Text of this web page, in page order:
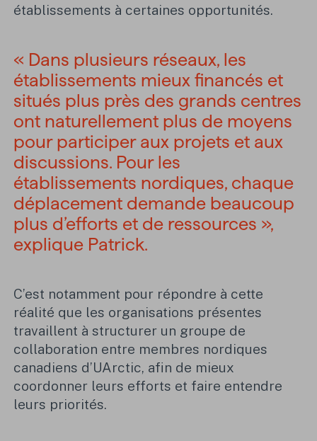
établissements à certaines opportunités.
« Dans plusieurs réseaux, les
établissements mieux financés et
situés plus près des grands centres
ont naturellement plus de moyens
pour participer aux projets et aux
discussions. Pour les
établissements nordiques, chaque
déplacement demande beaucoup
plus d’efforts et de ressources »,
explique Patrick.
C’est notamment pour répondre à cette
réalité que les organisations présentes
travaillent à structurer un groupe de
collaboration entre membres nordiques
canadiens d’UArctic, afin de mieux
coordonner leurs efforts et faire entendre
leurs priorités.